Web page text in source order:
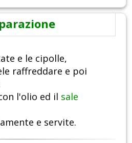
e le cipolle,
raffreddare e poi
l'olio ed il sale
e servite.